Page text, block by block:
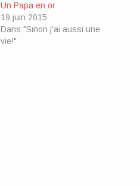
Un Papa en or
19 juin 2015
Dans "Sinon j'ai aussi une
vie!"